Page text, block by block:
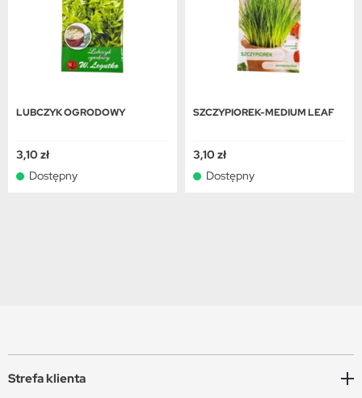
LUBCZYK OGRODOWY
3,10 zł
Dostępny
SZCZYPIOREK-MEDIUM LEAF
3,10 zł
Dostępny
Strefa klienta